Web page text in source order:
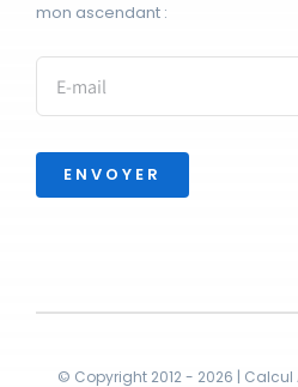
mon ascendant :
ENVOYER
© Copyright 2012 - 2026 |